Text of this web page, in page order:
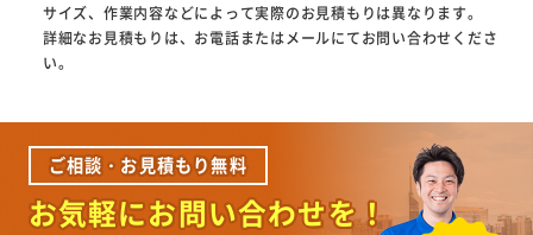
サイズ、作業内容などによって実際のお見積もりは異なります。
詳細なお見積もりは、お電話またはメールにてお問い合わせくださ
い。
ご相談・お見積もり無料
お気軽にお問い合わせを！